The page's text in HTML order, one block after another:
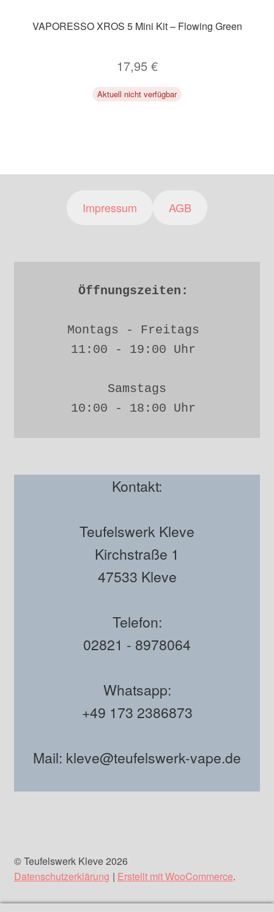
VAPORESSO XROS 5 Mini Kit – Flowing Green
17,95 €
Aktuell nicht verfügbar
Impressum AGB
Öffnungszeiten:
Montags - Freitags
11:00 - 19:00 Uhr
Samstags
10:00 - 18:00 Uhr
Kontakt:
Teufelswerk Kleve
Kirchstraße 1
47533 Kleve
Telefon:
02821 - 8978064
Whatsapp:
+49 173 2386873
Mail: kleve@teufelswerk-vape.de
© Teufelswerk Kleve 2026
Datenschutzerklärung
Erstellt mit WooCommerce.